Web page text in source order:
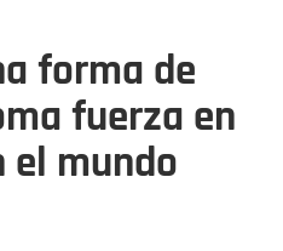
forma de
fuerza en
el mundo